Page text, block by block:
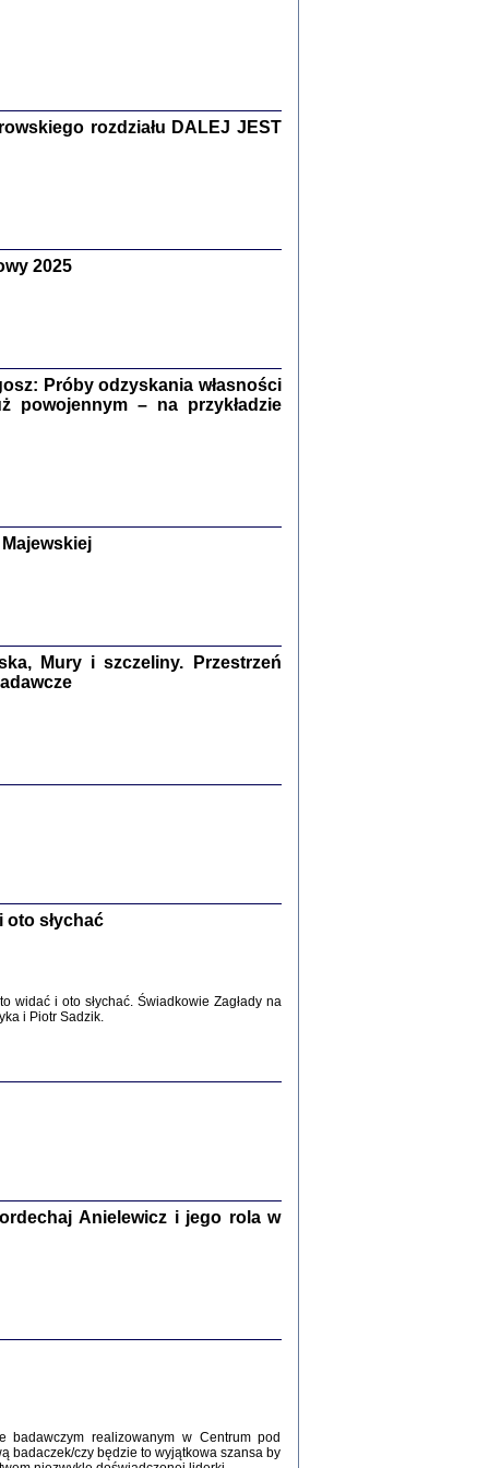
nr 15, R. 2019
Warszawa 2019
Engelking, Jan Grabowski
, oprac. i wstępem opatrzyłaMarta Janczewska
Studia i Materiały
Warszawa 2017
i Mirki Piżyców o życiu w getcie i okupowanej
rozdziału DALEJ JEST
2025
Próby odzyskania własności
powojennym – na przykładzie
Mury i szczeliny. Przestrzeń
oto słychać
widać i oto słychać. Świadkowie Zagłady na
i Piotr Sadzik.
Anielewicz i jego rola w
badawczym realizowanym w Centrum pod
badaczek/czy będzie to wyjątkowa szansa by